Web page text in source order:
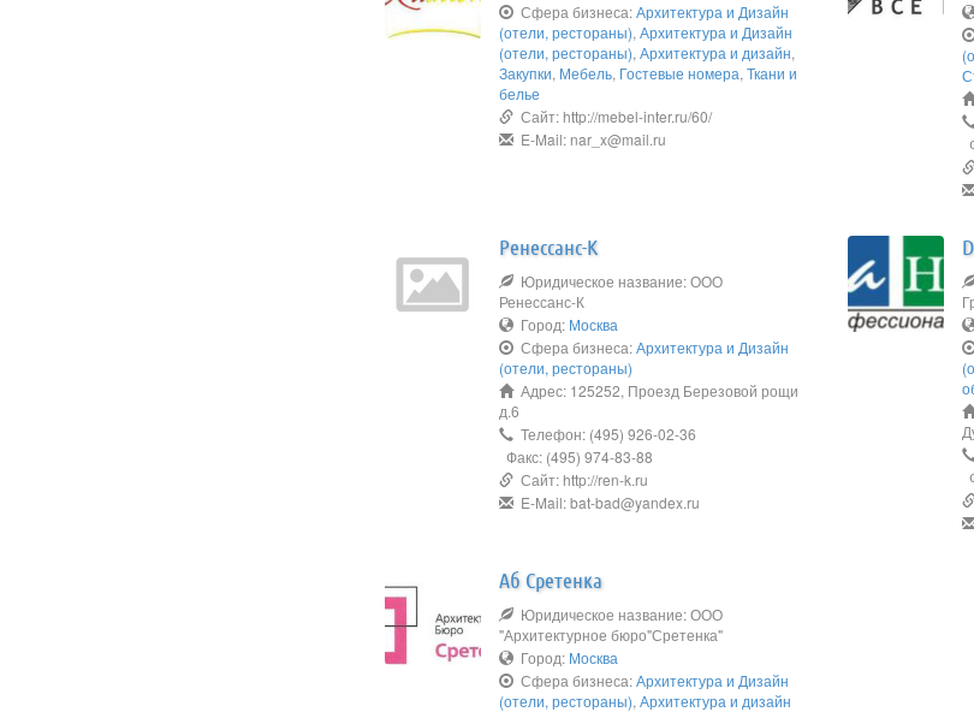
Сфера бизнеса:Архитектура и Дизайн
(отели, рестораны),Архитектура и Дизайн
(отели, рестораны),Архитектура и дизайн,
Закупки, Мебель, Гостевые номера,Ткани и
белье
Сайт: http://mebel-inter.ru/60/
E-Mail: nar_x@mail.ru
Ренессанс-К
Юридическое название: ООО
Ренессанс-К
Город: Москва
Сфера бизнеса:Архитектура и Дизайн
(отели, рестораны)
Адрес: 125252, Проезд Березовой рощи
д.6
Телефон: (495) 926-02-36
Факс: (495) 974-83-88
Сайт: http://ren-k.ru
E-Mail: bat-bad@yandex.ru
Аб Сретенка
Юридическое название: ООО
"Архитектурное бюро"Сретенка"
Город: Москва
Сфера бизнеса:Архитектура и Дизайн
(отели, рестораны),Архитектура и дизайн